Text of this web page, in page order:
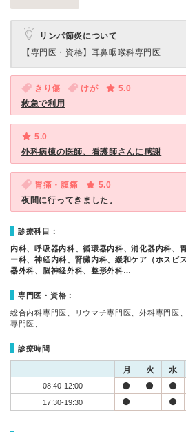
リンパ節炎について
【専門医・資格】 耳鼻咽喉科専門医
きり傷 けが
5.0
救急で利用
5.0
外科病棟の医師、看護師さんに感謝
胃痛・腹痛
5.0
夜間に行ってきました。
診療科目：
内科、呼吸器内科、循環器内科、消化器内科、
ー科、神経内科、腎臓内科、緩和ケア（ホスピ
器外科、脳神経外科、整形外科…
専門医・資格：
総合内科専門医、リウマチ専門医、外科専門医
専門医、…
診療時間
月 火 水
08:40-12:00
17:30-19:30